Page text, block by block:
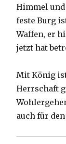
Himmel und
feste Burg
Waffen, er
jetzt hat
Mit König
Herrschaft
auch für